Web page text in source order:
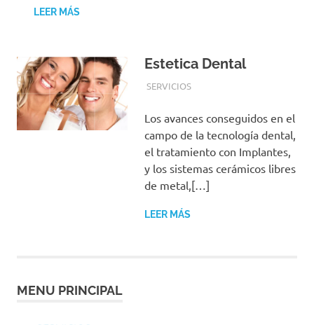
LEER MÁS
Estetica Dental
22 ABRIL, 2016
ADMIN
SERVICIOS
Los avances conseguidos en el
campo de la tecnología dental,
el tratamiento con Implantes,
y los sistemas cerámicos libres
de metal,[…]
LEER MÁS
MENU PRINCIPAL